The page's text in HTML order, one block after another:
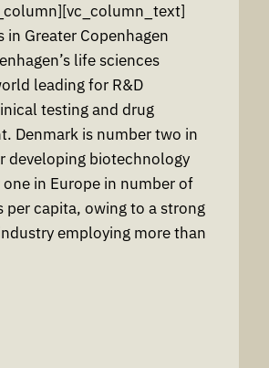
in Greater Copenhagen
life sciences
leading for R&D
testing and drug
Denmark is number two in
developing biotechnology
in Europe in number of
capita, owing to a strong
employing more than